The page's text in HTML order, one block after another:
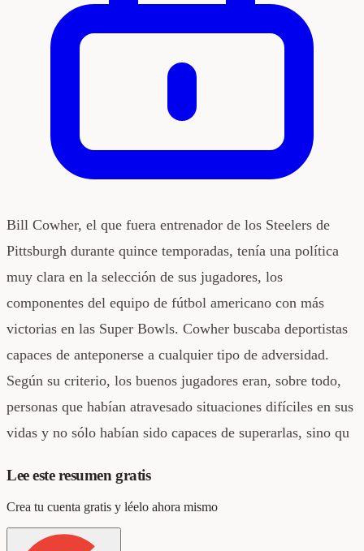
Bill Cowher, el que fuera entrenador de los Steelers de
Pittsburgh durante quince temporadas, tenía una política
muy clara en la selección de sus jugadores, los
componentes del equipo de fútbol americano con más
victorias en las Super Bowls. Cowher buscaba deportistas
capaces de anteponerse a cualquier tipo de adversidad.
Según su criterio, los buenos jugadores eran, sobre todo,
personas que habían atravesado situaciones difíciles en sus
vidas y no sólo habían sido capaces de superarlas, sino qu
Lee este resumen gratis
Crea tu cuenta gratis y léelo ahora mismo